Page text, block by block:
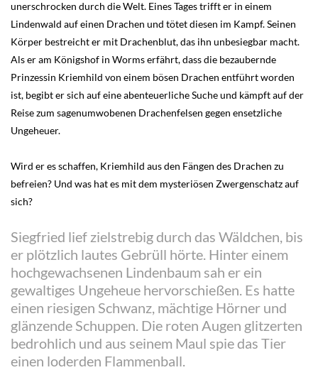
unerschrocken durch die Welt. Eines Tages trifft er in einem
Lindenwald auf einen Drachen und tötet diesen im Kampf. Seinen
Körper bestreicht er mit Drachenblut, das ihn unbesiegbar macht.
Als er am Königshof in Worms erfährt, dass die bezaubernde
Prinzessin Kriemhild von einem bösen Drachen entführt worden
ist, begibt er sich auf eine abenteuerliche Suche und kämpft auf der
Reise zum sagenumwobenen Drachenfelsen gegen ensetzliche
Ungeheuer.
Wird er es schaffen, Kriemhild aus den Fängen des Drachen zu
befreien? Und was hat es mit dem mysteriösen Zwergenschatz auf
sich?
Siegfried lief zielstrebig durch das Wäldchen, bis
er plötzlich lautes Gebrüll hörte. Hinter einem
hochgewachsenen Lindenbaum sah er ein
gewaltiges Ungeheue hervorschießen. Es hatte
einen riesigen Schwanz, mächtige Hörner und
glänzende Schuppen. Die roten Augen glitzerten
bedrohlich und aus seinem Maul spie das Tier
einen loderden Flammenball.